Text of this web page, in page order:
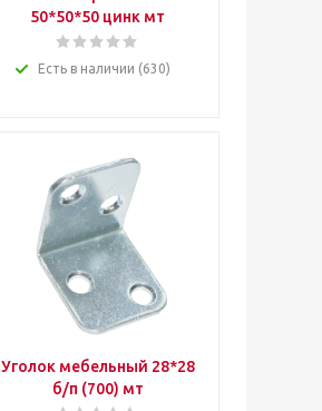
50*50*50 цинк мт
Есть в наличии (630)
Уголок мебельный 28*28
б/п (700) мт